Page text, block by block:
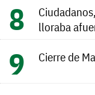
lloraba
Cierre de